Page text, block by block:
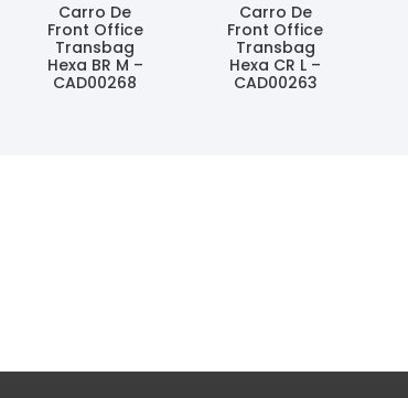
Carro De
Front Office
Transbag
Hexa BR M –
CAD00268
Carro De
Front Office
Transbag
Hexa CR L –
CAD00263